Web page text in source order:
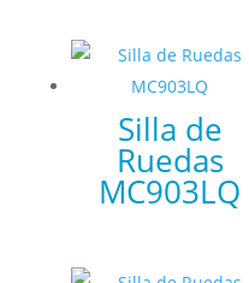
Silla de
Ruedas
MC903LQ